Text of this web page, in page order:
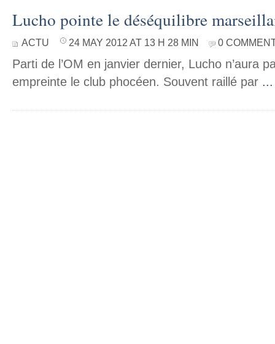
Lucho pointe le déséquilibre
ACTU 24 MAY 2012 AT 13 H 28 MIN 0
Parti de l’OM en janvier dernier, Lucho n’aura
empreinte le club phocéen. Souvent raillé par